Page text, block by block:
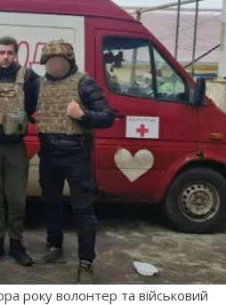
року волонтер та військовий